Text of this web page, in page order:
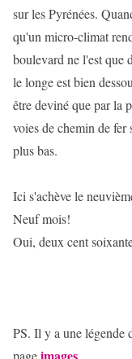
sur les Pyrénées.
qu'un micro-climat
boulevard ne l'est que
le longe est bien
être deviné que par la
voies de chemin de
plus bas.
Ici s'achève le
Neuf mois!
Oui, deux cent
PS. Il y a une légende
page
.